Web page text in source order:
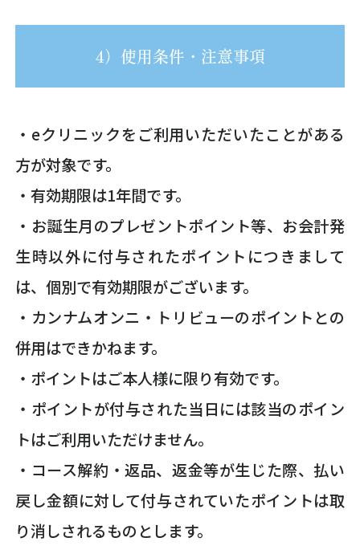
4）使用条件・注意事項
・eクリニックをご利用いただいたことがある
方が対象です。
・有効期限は1年間です。
・お誕生月のプレゼントポイント等、お会計発
生時以外に付与されたポイントにつきまして
は、個別で有効期限がございます。
・カンナムオンニ・トリビューのポイントとの
併用はできかねます。
・ポイントはご本人様に限り有効です。
・ポイントが付与された当日には該当のポイン
トはご利用いただけません。
・コース解約・返品、返金等が生じた際、払い
戻し金額に対して付与されていたポイントは取
り消しされるものとします。